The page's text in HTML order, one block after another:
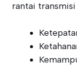
rantai